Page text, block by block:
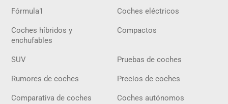
Fórmula1 Coches eléctricos
Coches híbridos y
enchufables
Compactos
SUV Pruebas de coches
Rumores de coches Precios de coches
Comparativa de coches Coches autónomos